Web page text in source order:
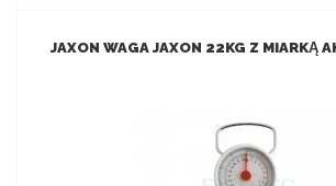
JAXON WAGA JAXON 22KG Z MIARKĄ
ZOBACZ PRODUKT